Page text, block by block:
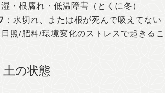
湿・根腐れ・低温障害（とくに冬）
：水切れ、または根が死んで吸えてない
日照/肥料/環境変化のストレスで起きる
の状態